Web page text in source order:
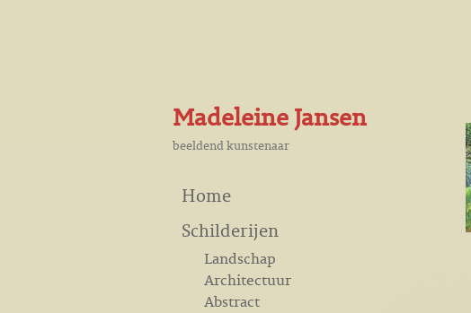
Madeleine Jansen
beeldend kunstenaar
Home
Schilderijen
Landschap
Architectuur
Abstract